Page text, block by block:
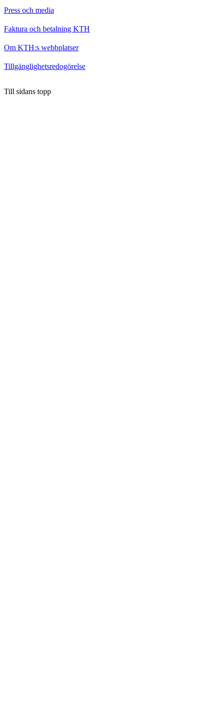
Press och media
Faktura och betalning KTH
Om KTH:s webbplatser
Tillgänglighetsredogörelse
Till sidans topp